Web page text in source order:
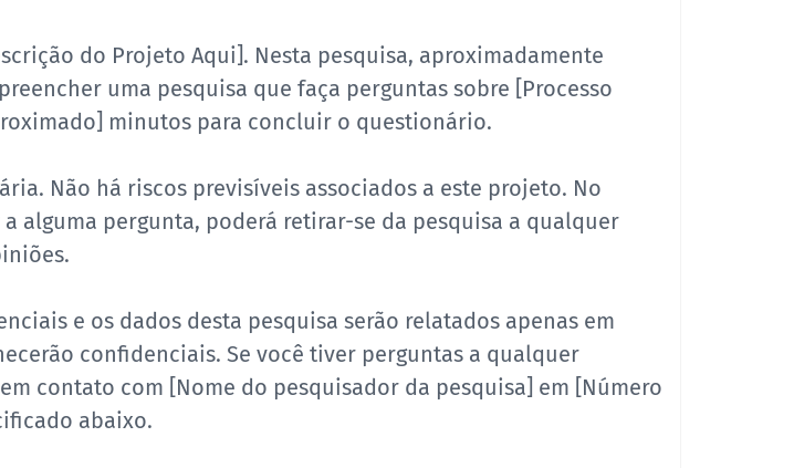
do Projeto Aqui]. Nesta pesquisa, aproximadamente
uma pesquisa que faça perguntas sobre [Processo
minutos para concluir o questionário.
Não há riscos previsíveis associados a este projeto. No
alguma pergunta, poderá retirar-se da pesquisa a qualquer
e os dados desta pesquisa serão relatados apenas em
confidenciais. Se você tiver perguntas a qualquer
contato com [Nome do pesquisador da pesquisa] em [Número
abaixo.